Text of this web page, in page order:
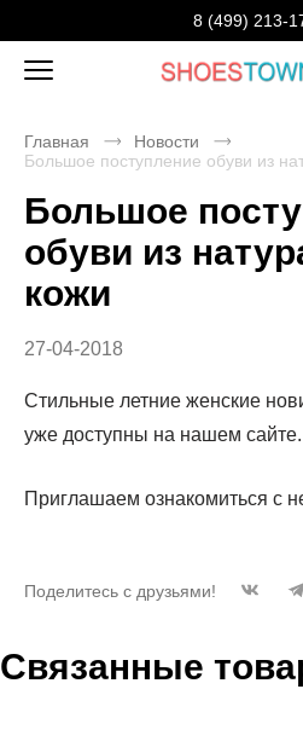
8 (499) 213-
Главная
Новости
Большое поступление обуви из
Большое
обуви из
кожи
27-04-2018
Стильные летние женские
уже доступны на нашем сайте.
Приглашаем ознакомиться с
Поделитесь с друзьями!
Связанные